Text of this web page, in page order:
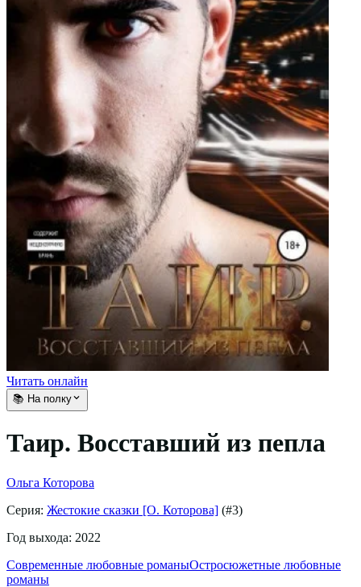
Читать онлайн
📚 На полку
Таир. Восставший из пепла
Ольга Которова
Серия: Жестокие сказки [О. Которова] (#3)
Год выхода: 2022
Современные любовные романыОстросюжетные любовные
романы